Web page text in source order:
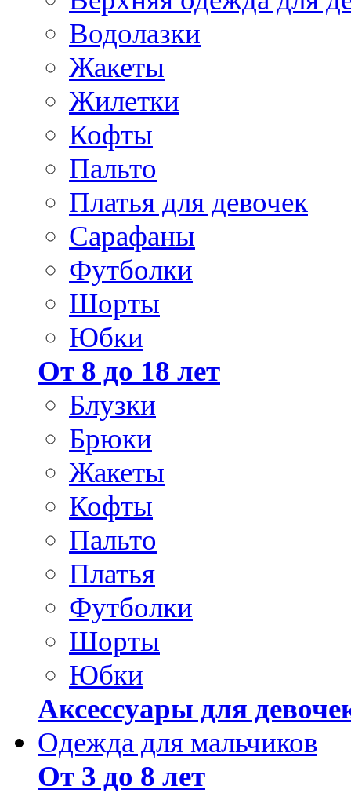
Водолазки
Жакеты
Жилетки
Кофты
Пальто
Платья для девочек
Сарафаны
Футболки
Шорты
Юбки
От 8 до 18 лет
Блузки
Брюки
Жакеты
Кофты
Пальто
Платья
Футболки
Шорты
Юбки
Аксессуары для
Одежда для мальчиков
От 3 до 8 лет